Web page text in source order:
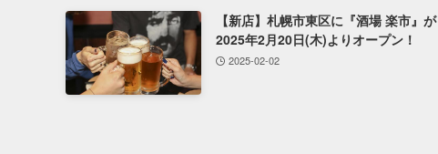
【新店】札幌市東区に『酒場 楽市』が
2025年2月20日(木)よりオープン！
2025-02-02